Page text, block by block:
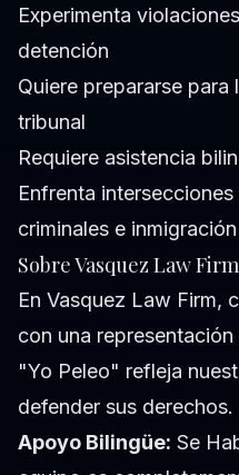
Experimenta
detención
Quiere prepararse para
tribunal
Requiere asistencia
Enfrenta
criminales e inmigración
Sobre Vasquez Law Firm
En Vasquez Law Firm,
con una
"Yo Peleo" refleja
defender sus derechos.
Apoyo Bilingüe: Se